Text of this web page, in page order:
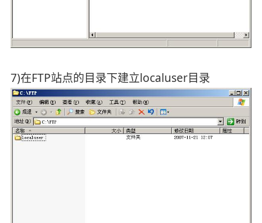
7)在FTP站点的目录下建立localuser目录